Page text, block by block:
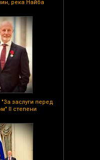
река Найба
заслуги перед
II степени